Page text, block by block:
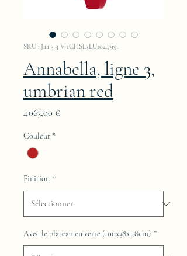
SKU : Jaa 3 3 V 1CHSL3LU102.799.
Annabella, ligne 3,
umbrian red
4 063,00 €Prix
Couleur *
Finition *
Avec le plateau en verre (100x38x1,8cm) *